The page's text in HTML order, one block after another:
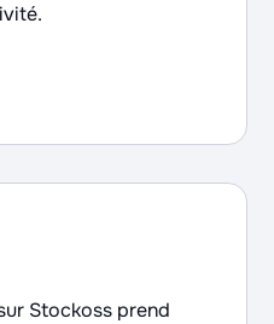
Stockoss prend